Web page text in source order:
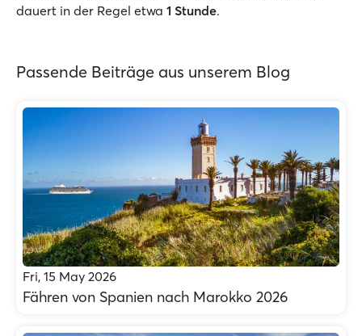
dauert in der Regel etwa 1 Stunde.
Passende Beiträge aus unserem Blog
Fri, 15 May 2026
Fähren von Spanien nach Marokko 2026